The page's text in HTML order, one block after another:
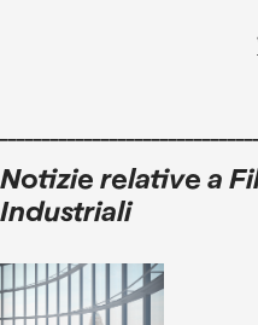
Notizie relative a
Industriali